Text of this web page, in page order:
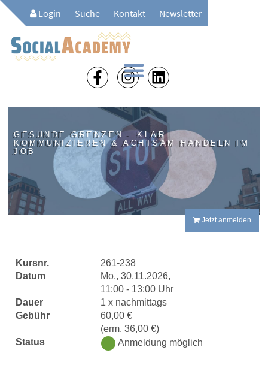
Login Suche Kontakt Newsletter
GESUNDE GRENZEN - KLAR
KOMMUNIZIEREN & ACHTSAM HANDELN IM
JOB
Jetzt anmelden
Kursnr.
261-238
Datum
Mo., 30.11.2026,
11:00 - 13:00 Uhr
Dauer
1 x nachmittags
Gebühr
60,00 €
(erm. 36,00 €)
Status
Anmeldung möglich